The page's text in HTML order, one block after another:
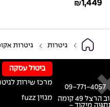
₪1,449
גיטרות גיטרות
רחוב הרצל 49 קומה
09-771-4057
ביטול עסקה
מרכז שירות
מגזין fuzz